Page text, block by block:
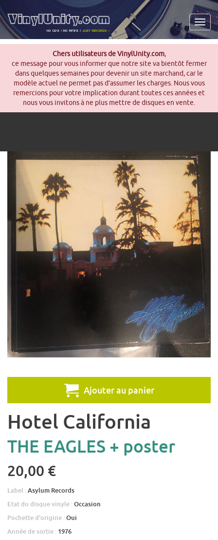
Chers utilisateurs de VinylUnity.com,
ce message pour vous informer que notre site va bientôt fermer
dans quelques semaines pour devenir un site marchand, car le
modèle actuel ne permet pas d’assumer les charges. Nous vous
remercions pour votre implication durant toutes ces années et
nous vous invitons à ne plus mettre de disques en vente.
Ajouter au panier
Hotel California
THE EAGLES + poster
20,00 €
Label :Asylum Records
Etat du disque vinyle :Occasion
Pochette d'origine :Oui
Année de sortie : 1976